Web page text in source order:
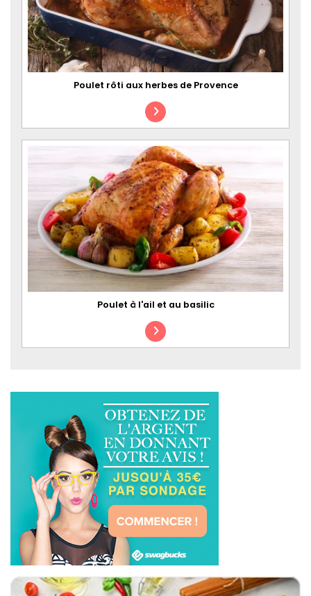
Poulet rôti aux herbes de Provence
Poulet à l'ail et au basilic